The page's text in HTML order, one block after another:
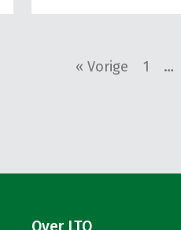
« Vorige 1 …
Over LTO